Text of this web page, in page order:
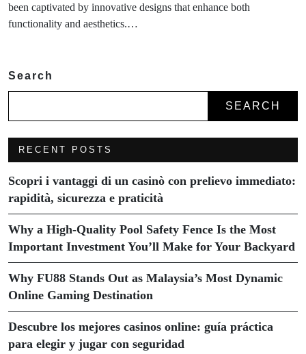
been captivated by innovative designs that enhance both
functionality and aesthetics.…
Search
SEARCH
RECENT POSTS
Scopri i vantaggi di un casinò con prelievo immediato:
rapidità, sicurezza e praticità
Why a High-Quality Pool Safety Fence Is the Most
Important Investment You’ll Make for Your Backyard
Why FU88 Stands Out as Malaysia’s Most Dynamic
Online Gaming Destination
Descubre los mejores casinos online: guía práctica
para elegir y jugar con seguridad